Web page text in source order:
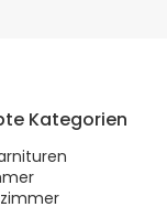
Kategorien